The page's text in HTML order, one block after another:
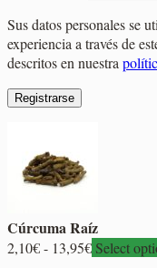
Sus datos personales se
experiencia a través de
descritos en nuestra
Registrarse
Cúrcuma Raíz
2,10€- 13,95€Rango
Select